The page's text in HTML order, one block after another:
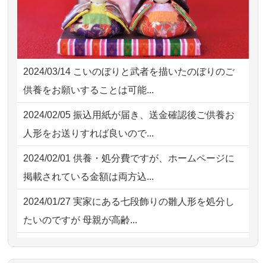
2026/08/02 09:15 神奈川の方からお申込み
2026/08/02 06:46 相模原の方からお申込み
2026/08/01 19:28 東京都の方からお申込み
2026/08/01 17:10 東京都の方からお申込み
様子から、大切...
2026/07/25供養の内容（料金や送り方等）がとて
も丁寧に説...
2026/07/18 つい先日も利用させていただきまし
た。 手続...
2026/07/18 大切にしていたお人形をきちんと供養
してくださ...
2026/07/15 子供の頃から可愛がってきた七段飾り
の雛人形で...
2026/07/15 お客様の声を読み、丁寧に供養してい
ただけそう...
2024/03/14 こいのぼりと武者を描いたのぼりのご
供養をお願いすることは可能...
2024/02/05 振込用紙が届き、送金確認後ご供養お
人形をお送りすれば良いので...
2024/02/01 供養・処分費ですが、ホームページに
掲載されている金額は両方込...
2024/01/27 実家にある七段飾りの雛人形を処分し
たいのですが 母親が高齢...
2024/01/13剥製の供養・処分をお願いできます